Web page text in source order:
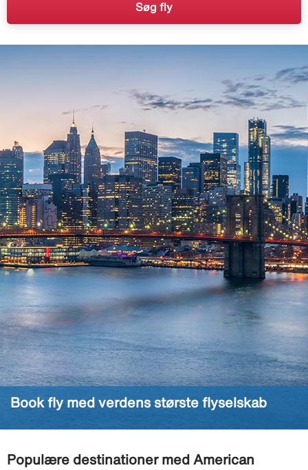
Søg fly
Book fly med verdens største flyselskab
Populære destinationer med American